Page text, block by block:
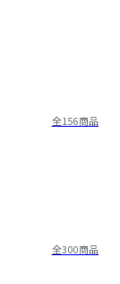
全156商品
全300商品